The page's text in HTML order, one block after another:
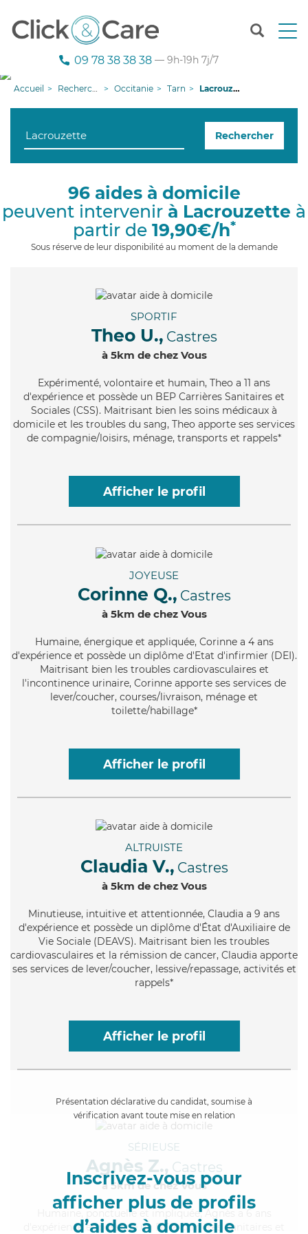
T
n
g
i
09 78 38 38 38 — 9h-19h 7j/7
Accueil Recherche aide à domicile Occitanie Tarn Lacrouzette
Rechercher
96 aides à domicile
peuvent intervenir à Lacrouzette à
partir de 19,90€/h*
Sous réserve de leur disponibilité au moment de la demande
SPORTIF
Theo U., Castres
à 5km de chez Vous
Expérimenté, volontaire et humain, Theo a 11 ans
d'expérience et possède un BEP Carrières Sanitaires et
Sociales (CSS). Maitrisant bien les soins médicaux à
domicile et les troubles du sang, Theo apporte ses services
de compagnie/loisirs, ménage, transports et rappels*
Afficher le profil
JOYEUSE
Corinne Q., Castres
à 5km de chez Vous
Humaine, énergique et appliquée, Corinne a 4 ans
d'expérience et possède un diplôme d'Etat d'infirmier (DEI).
Maitrisant bien les troubles cardiovasculaires et
l'incontinence urinaire, Corinne apporte ses services de
lever/coucher, courses/livraison, ménage et
toilette/habillage*
Afficher le profil
ALTRUISTE
Claudia V., Castres
à 5km de chez Vous
Minutieuse, intuitive et attentionnée, Claudia a 9 ans
d'expérience et possède un diplôme d'État d'Auxiliaire de
Vie Sociale (DEAVS). Maitrisant bien les troubles
cardiovasculaires et la rémission de cancer, Claudia apporte
ses services de lever/coucher, lessive/repassage, activités et
rappels*
Afficher le profil
Présentation déclarative du candidat, soumise à
vérification avant toute mise en relation
Inscrivez-vous pour
afficher plus de profils
d’aides à domicile
SÉRIEUSE
Agnès Z., Castres
à 5km de chez Vous
, ponctuelle et impliquée, Agnès a 6 ans
d'expérience et possède un BEP Carrières Sanitaires et